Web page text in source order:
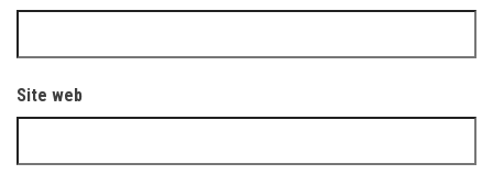
Site web